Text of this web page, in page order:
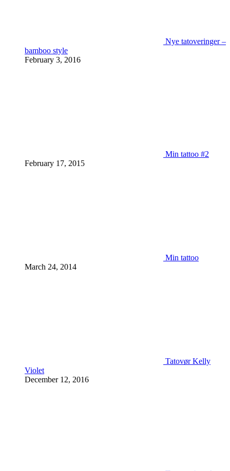
Nye tatoveringer –
bamboo style
February 3, 2016
Min tattoo #2
February 17, 2015
Min tattoo
March 24, 2014
Tatovør Kelly
Violet
December 12, 2016